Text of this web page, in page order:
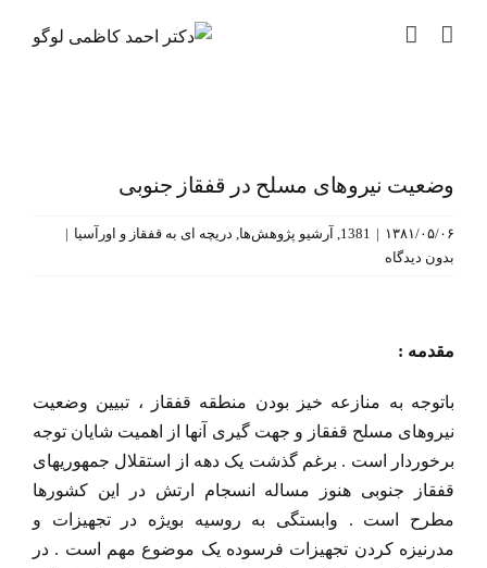
وضعیت نیروهای مسلح در قفقاز جنوبی
۱۳۸۱/۰۵/۰۶ |
1381
, آرشیو پژوهش‌ها, دریچه ای به قفقاز و اورآسیا |
بدون دیدگاه
مقدمه :
باتوجه به منازعه خیز بودن منطقه قفقاز ، تبیین وضعیت
نیروهای مسلح قفقاز و جهت گیری آنها از اهمیت شایان توجه
برخوردار است . برغم گذشت یک دهه از استقلال جمهوریهای
قفقاز جنوبی هنوز مساله انسجام ارتش در این کشورها
مطرح است . وابستگی به روسیه بویژه در تجهیزات و
مدرنیزه کردن تجهیزات فرسوده یک موضوع مهم است . در